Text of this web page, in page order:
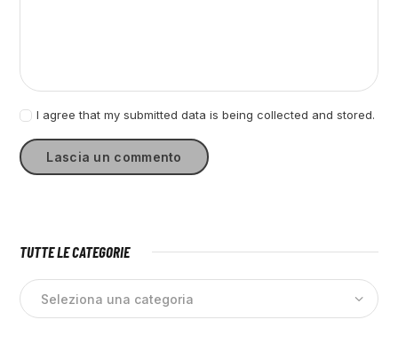
I agree that my submitted data is being collected and stored.
TUTTE LE CATEGORIE